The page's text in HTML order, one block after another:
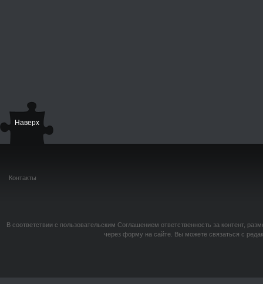
Наверх
Контакты
В соответствии с пользовательским Соглашением ответственность за контент,
через форму на сайте. Вы можете связаться с